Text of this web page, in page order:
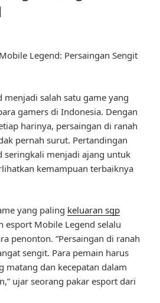
Legend: Persaingan Sengit
menjadi salah satu game yang
gamers di Indonesia. Dengan
harinya, persaingan di ranah
pernah surut. Pertandingan
seringkali menjadi ajang untuk
kemampuan terbaiknya
yang paling keluaran sgp
esport Mobile Legend selalu
penonton. “Persaingan di ranah
sengit. Para pemain harus
matang dan kecepatan dalam
ujar seorang pakar esport dari